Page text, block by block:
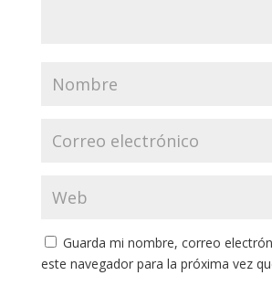
Guarda mi nombre, correo
este navegador para la próxima vez